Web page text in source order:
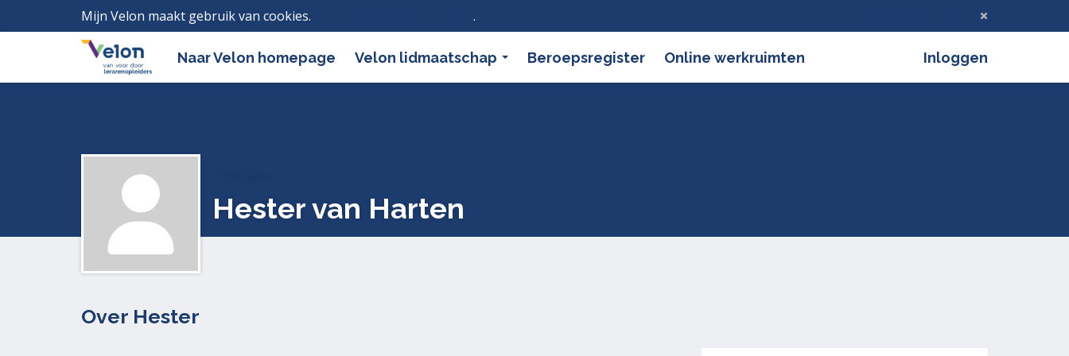
Mijn Velon maakt gebruik van cookies. .
Naar Velon homepage Velon lidmaatschap Beroepsregister Online werkruimten Inloggen
Hester van Harten
Over Hester